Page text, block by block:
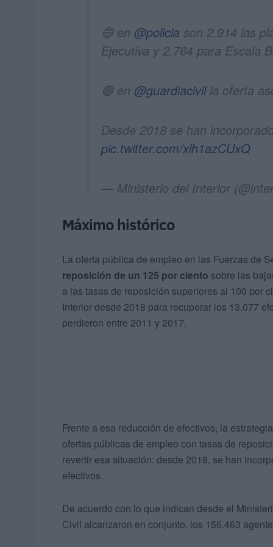
🔵 en @policia son 2.914 las
Ejecutiva y 2.764 para Escala
🟢 en @guardiacivilla oferta
Desde 2018 se han
pic.twitter.com/xlh1azCUxQ
— Ministerio del Interior
Máximo histórico
La oferta pública de empleo en las Fuerzas de
reposición de un 125 por ciento sobre las
a las tasas de reposición superiores al 100 por
Interior desde 2018 para recuperar los 13.077
perdieron entre 2011 y 2017.
Frente a esa reducción de efectivos, la
ofertas públicas de empleo con tasas de
revertir esa situación: desde 2018, se han
efectivos.
De acuerdo con lo que indican desde el
Civil alcanzaron en conjunto, los 156.463